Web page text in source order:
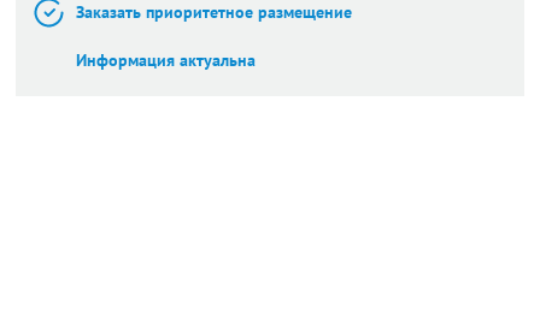
Заказать приоритетное размещение
Информация актуальна